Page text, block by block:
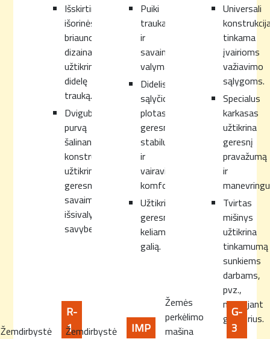
Išskirtinis
išorinės
briaunos
dizainas
užtikrina
didelę
trauką.
Dviguba
purvą
šalinanti
konstrukcija
užtikrina
geresnes
savaiminio
išsivalymo
savybes.
Žemdirbystė
R-
1
Puiki
trauka
ir
savaiminis
valymas.
Didelis
sąlyčio
plotas
geresniam
stabilumui
ir
vairavimo
komfortui.
Užtikrina
geresnę
keliamąją
galią.
Žemdirbystė IMP
Universali
tinkama
įvairioms
važiavimo
sąlygoms.
Specialus
karkasas
užtikrina
geresnį
pravažumą
ir
Tvirtas
mišinys
užtikrina
tinkamumą
sunkiems
darbams,
pvz.,
naudojant
greiderius.
Žemės
perkėlimo
mašina
G-
3